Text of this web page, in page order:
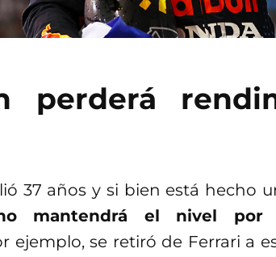
perderá
37 años y si bien está hecho
mantendrá el nivel por
ejemplo, se retiró de Ferrari a